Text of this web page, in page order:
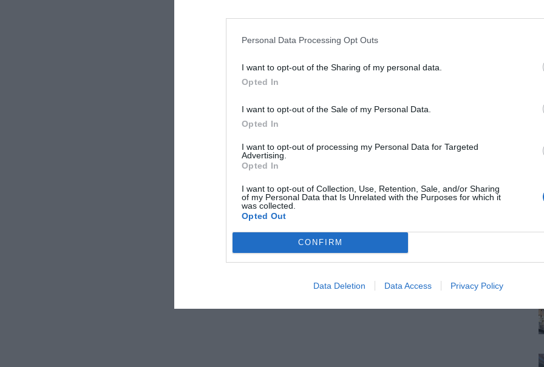
Personal Data Processing Opt Outs
I want to opt-out of the Sharing of my personal data.
Opted In
I want to opt-out of the Sale of my Personal Data.
Opted In
I want to opt-out of processing my Personal Data for Targeted
Advertising.
Opted In
I want to opt-out of Collection, Use, Retention, Sale, and/or Sharing
of my Personal Data that Is Unrelated with the Purposes for which it
was collected.
Opted Out
CONFIRM
Data Deletion Data Access Privacy Policy